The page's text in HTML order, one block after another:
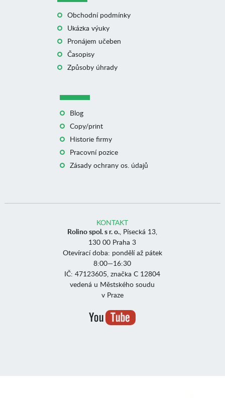
Obchodní podmínky
Ukázka výuky
Pronájem učeben
Časopisy
Způsoby úhrady
Blog
Copy/print
Historie firmy
Pracovní pozice
Zásady ochrany os. údajů
KONTAKT
Rolino spol. s r. o., Písecká 13,
130 00 Praha 3
Otevírací doba: pondělí až pátek
8:00—16:30
IČ: 47123605, značka C 12804
vedená u Městského soudu
v Praze